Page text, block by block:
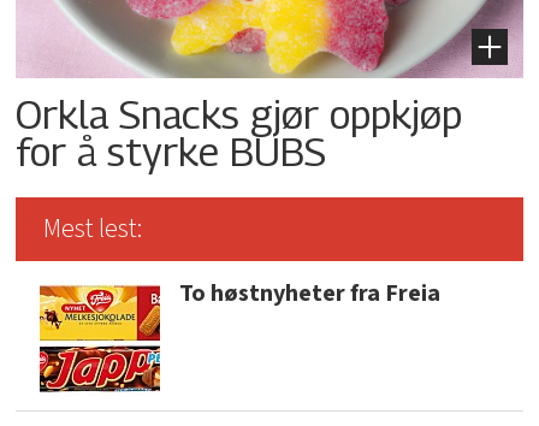
Orkla Snacks gjør oppkjøp
for å styrke BUBS
Mest lest:
To høstnyheter fra Freia